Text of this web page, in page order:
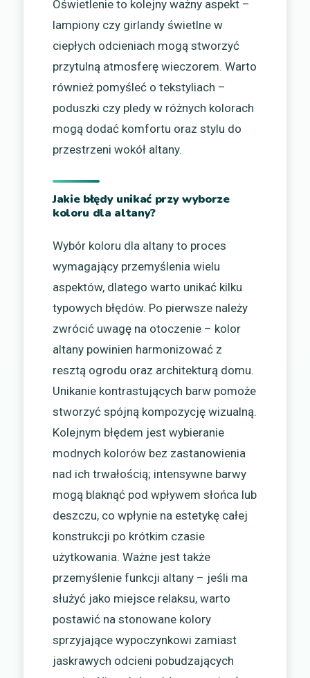
Oświetlenie to kolejny ważny aspekt –
lampiony czy girlandy świetlne w
ciepłych odcieniach mogą stworzyć
przytulną atmosferę wieczorem. Warto
również pomyśleć o tekstyliach –
poduszki czy pledy w różnych kolorach
mogą dodać komfortu oraz stylu do
przestrzeni wokół altany.
Jakie błędy unikać przy wyborze
koloru dla altany?
Wybór koloru dla altany to proces
wymagający przemyślenia wielu
aspektów, dlatego warto unikać kilku
typowych błędów. Po pierwsze należy
zwrócić uwagę na otoczenie – kolor
altany powinien harmonizować z
resztą ogrodu oraz architekturą domu.
Unikanie kontrastujących barw pomoże
stworzyć spójną kompozycję wizualną.
Kolejnym błędem jest wybieranie
modnych kolorów bez zastanowienia
nad ich trwałością; intensywne barwy
mogą blaknąć pod wpływem słońca lub
deszczu, co wpłynie na estetykę całej
konstrukcji po krótkim czasie
użytkowania. Ważne jest także
przemyślenie funkcji altany – jeśli ma
służyć jako miejsce relaksu, warto
postawić na stonowane kolory
sprzyjające wypoczynkowi zamiast
jaskrawych odcieni pobudzających